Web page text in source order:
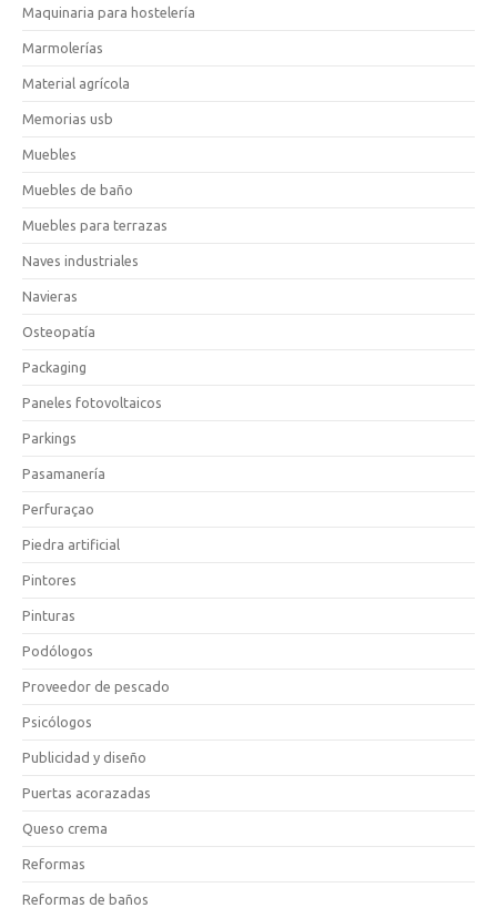
Maquinaria para hostelería
Marmolerías
Material agrícola
Memorias usb
Muebles
Muebles de baño
Muebles para terrazas
Naves industriales
Navieras
Osteopatía
Packaging
Paneles fotovoltaicos
Parkings
Pasamanería
Perfuraçao
Piedra artificial
Pintores
Pinturas
Podólogos
Proveedor de pescado
Psicólogos
Publicidad y diseño
Puertas acorazadas
Queso crema
Reformas
Reformas de baños